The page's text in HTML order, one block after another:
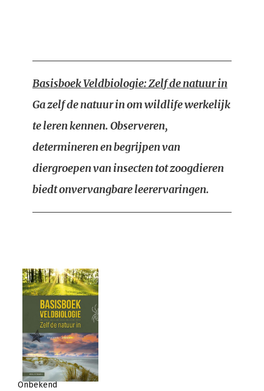
Basisboek Veldbiologie: Zelf de natuur in
Ga zelf de natuur in om wildlife werkelijk
te leren kennen. Observeren,
determineren en begrijpen van
diergroepen van insecten tot zoogdieren
biedt onvervangbare leerervaringen.
Onbekend